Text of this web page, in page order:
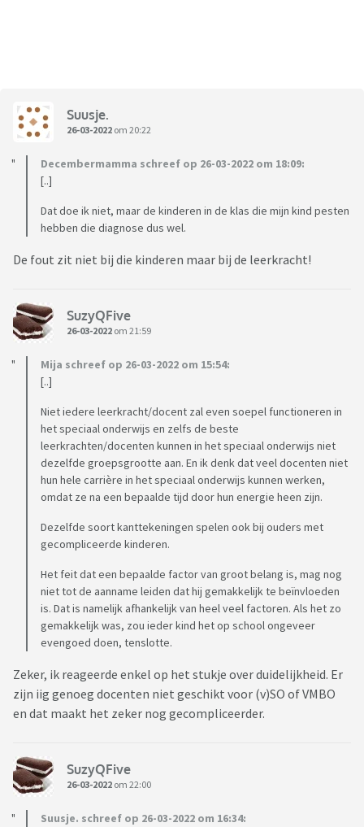
Suusje.
26-03-2022 om 20:22
Decembermamma schreef op 26-03-2022 om 18:09:
[..]
Dat doe ik niet, maar de kinderen in de klas die mijn kind pesten
hebben die diagnose dus wel.
De fout zit niet bij die kinderen maar bij de leerkracht!
SuzyQFive
26-03-2022 om 21:59
Mija schreef op 26-03-2022 om 15:54:
[..]
Niet iedere leerkracht/docent zal even soepel functioneren in
het speciaal onderwijs en zelfs de beste
leerkrachten/docenten kunnen in het speciaal onderwijs niet
dezelfde groepsgrootte aan. En ik denk dat veel docenten niet
hun hele carrière in het speciaal onderwijs kunnen werken,
omdat ze na een bepaalde tijd door hun energie heen zijn.
Dezelfde soort kanttekeningen spelen ook bij ouders met
gecompliceerde kinderen.
Het feit dat een bepaalde factor van groot belang is, mag nog
niet tot de aanname leiden dat hij gemakkelijk te beïnvloeden
is. Dat is namelijk afhankelijk van heel veel factoren. Als het zo
gemakkelijk was, zou ieder kind het op school ongeveer
evengoed doen, tenslotte.
Zeker, ik reageerde enkel op het stukje over duidelijkheid. Er
zijn iig genoeg docenten niet geschikt voor (v)SO of VMBO
en dat maakt het zeker nog gecompliceerder.
SuzyQFive
26-03-2022 om 22:00
Suusje. schreef op 26-03-2022 om 16:34: